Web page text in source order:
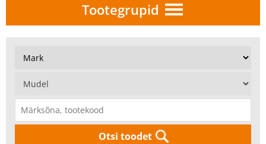
Tootegrupid
Otsi toodet